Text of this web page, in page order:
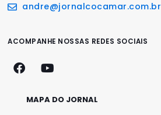
andre@jornalcocamar.com.br
ACOMPANHE NOSSAS REDES SOCIAIS
MAPA DO JORNAL